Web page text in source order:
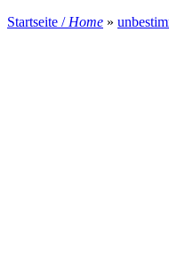
Startseite / Home »